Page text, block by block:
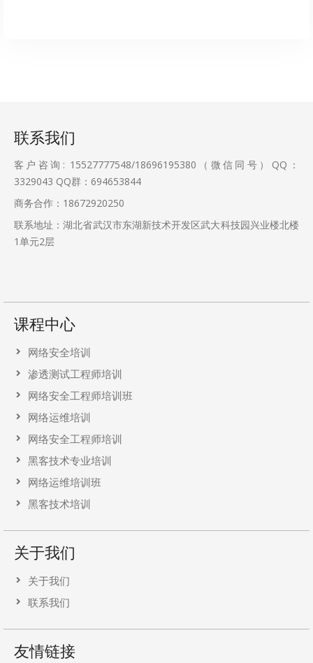
联系我们
客户咨询: 15527777548/18696195380（微信同号）QQ：
3329043 QQ群：694653844
商务合作：18672920250
联系地址：湖北省武汉市东湖新技术开发区武大科技园兴业楼北楼
1单元2层
课程中心
网络安全培训
渗透测试工程师培训
网络安全工程师培训班
网络运维培训
网络安全工程师培训
黑客技术专业培训
网络运维培训班
黑客技术培训
关于我们
关于我们
联系我们
友情链接